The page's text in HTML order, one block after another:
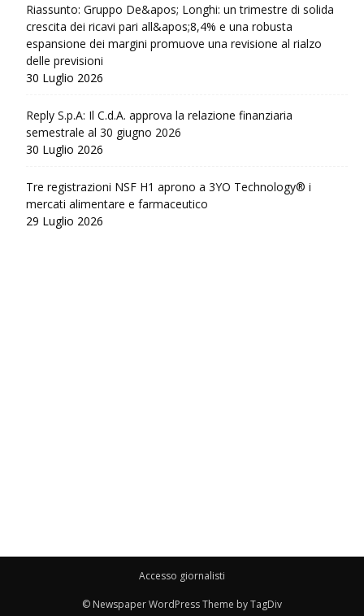
Riassunto: Gruppo De&apos; Longhi: un trimestre di solida
crescita dei ricavi pari all&apos;8,4% e una robusta
espansione dei margini promuove una revisione al rialzo
delle previsioni
30 Luglio 2026
Reply S.p.A: Il C.d.A. approva la relazione finanziaria
semestrale al 30 giugno 2026
30 Luglio 2026
Tre registrazioni NSF H1 aprono a 3YO Technology® i
mercati alimentare e farmaceutico
29 Luglio 2026
Accesso giornalisti
© Newspaper WordPress Theme by TagDiv